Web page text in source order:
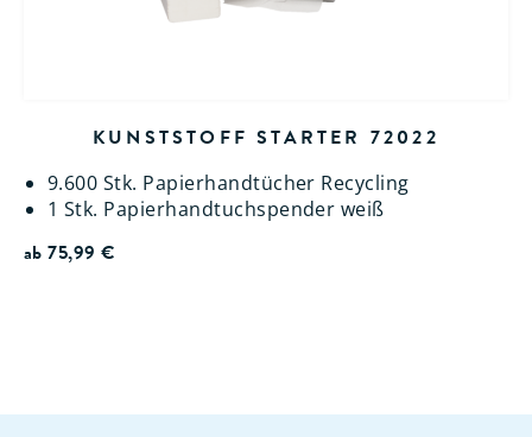
KUNSTSTOFF STARTER 72022
9.600 Stk. Papierhandtücher Recycling
1 Stk. Papierhandtuchspender weiß
ab75,99€